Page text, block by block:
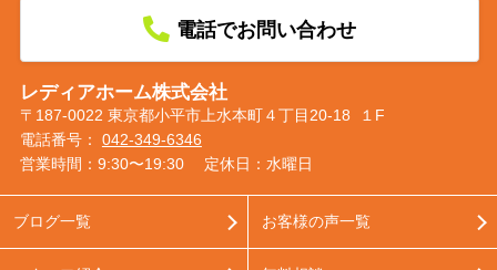
電話でお問い合わせ
レディアホーム株式会社
〒187-0022 東京都小平市上水本町４丁目20-18 １F
電話番号： 042-349-6346
営業時間：9:30〜19:30
定休日：水曜日
ブログ一覧 お客様の声一覧